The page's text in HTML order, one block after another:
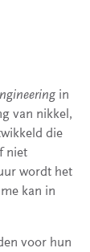
in
van nikkel,
die
niet
wordt het
kan in
voor hun